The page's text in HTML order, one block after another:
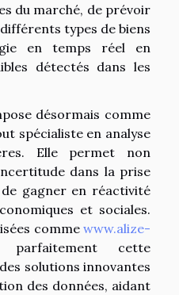
du marché, de prévoir
types de biens
en temps réel en
détectés dans les
désormais comme
spécialiste en analyse
Elle permet non
dans la prise
gagner en réactivité
et sociales.
comme www.alize-
cette
solutions innovantes
des données, aidant